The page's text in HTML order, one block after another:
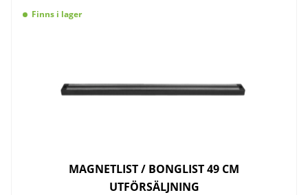
Finns i lager
MAGNETLIST / BONGLIST 49 CM
UTFÖRSÄLJNING